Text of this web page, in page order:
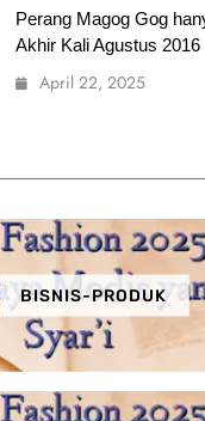
Perang Magog Gog
Akhir Kali Agustus 2016
April 22, 2025
BISNIS-PRODUK